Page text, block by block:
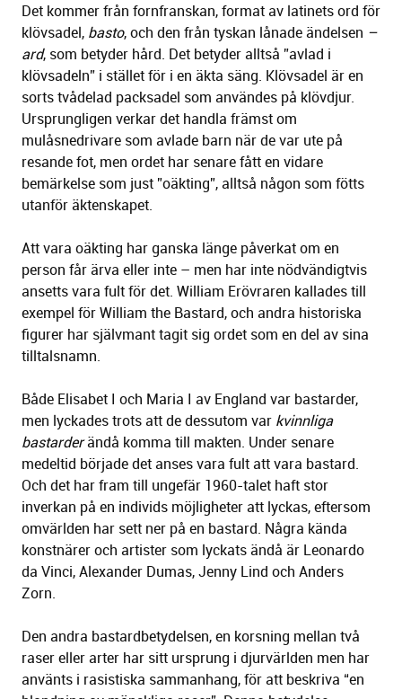
Det kommer från fornfranskan, format av latinets ord för
klövsadel, basto, och den från tyskan lånade ändelsen –
ard, som betyder hård. Det betyder alltså ”avlad i
klövsadeln” i stället för i en äkta säng. Klövsadel är en
sorts tvådelad packsadel som användes på klövdjur.
Ursprungligen verkar det handla främst om
mulåsnedrivare som avlade barn när de var ute på
resande fot, men ordet har senare fått en vidare
bemärkelse som just ”oäkting”, alltså någon som fötts
utanför äktenskapet.
Att vara oäkting har ganska länge påverkat om en
person får ärva eller inte – men har inte nödvändigtvis
ansetts vara fult för det. William Erövraren kallades till
exempel för William the Bastard, och andra historiska
figurer har självmant tagit sig ordet som en del av sina
tilltalsnamn.
Både Elisabet I och Maria I av England var bastarder,
men lyckades trots att de dessutom var kvinnliga
bastarderändå komma till makten. Under senare
medeltid började det anses vara fult att vara bastard.
Och det har fram till ungefär 1960-talet haft stor
inverkan på en individs möjligheter att lyckas, eftersom
omvärlden har sett ner på en bastard. Några kända
konstnärer och artister som lyckats ändå är Leonardo
da Vinci, Alexander Dumas, Jenny Lind och Anders
Zorn.
Den andra bastardbetydelsen, en korsning mellan två
raser eller arter har sitt ursprung i djurvärlden men har
använts i rasistiska sammanhang, för att beskriva “en